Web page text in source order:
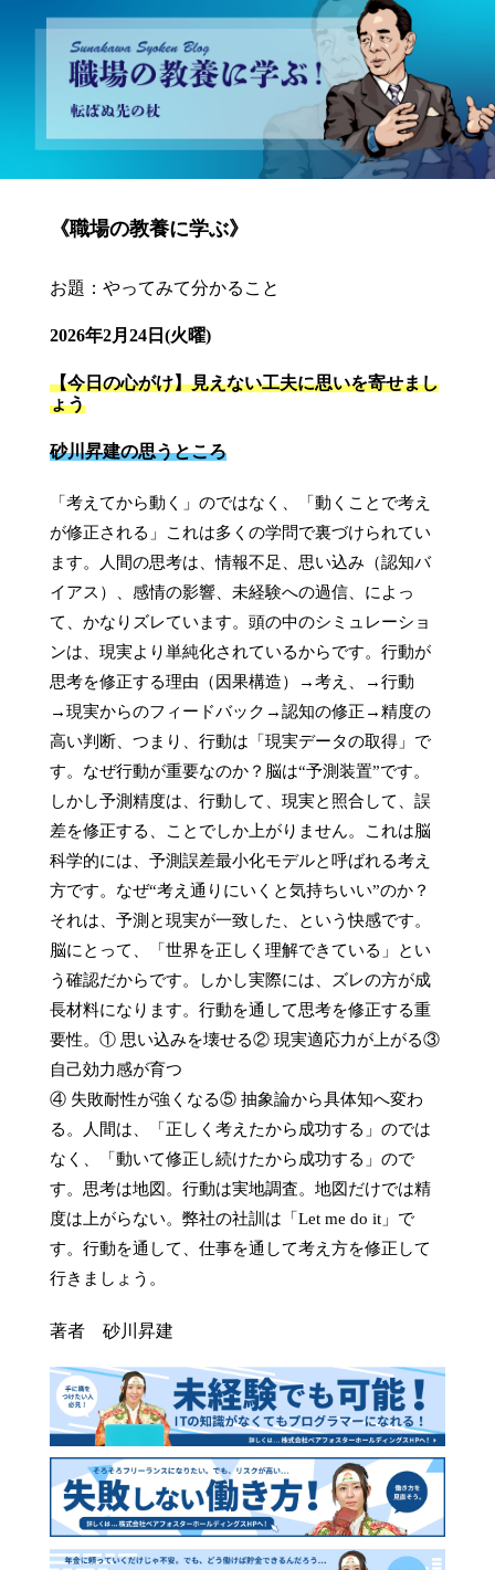
砂川昇建会長ブログ 職場の教養に学ぶ！～転ばぬ先の杖～
《職場の教養に学ぶ》
お題：やってみて分かること
2026年2月24日(火曜)
【今日の心がけ】見えない工夫に思いを寄せまし
ょう
砂川昇建の思うところ
「考えてから動く」のではなく、「動くことで考え
が修正される」これは多くの学問で裏づけられてい
ます。人間の思考は、情報不足、思い込み（認知バ
イアス）、感情の影響、未経験への過信、によっ
て、かなりズレています。頭の中のシミュレーショ
ンは、現実より単純化されているからです。行動が
思考を修正する理由（因果構造）→考え、→行動
→現実からのフィードバック→認知の修正→精度の
高い判断、つまり、行動は「現実データの取得」で
す。なぜ行動が重要なのか？脳は“予測装置”です。
しかし予測精度は、行動して、現実と照合して、誤
差を修正する、ことでしか上がりません。これは脳
科学的には、予測誤差最小化モデルと呼ばれる考え
方です。なぜ“考え通りにいくと気持ちいい”のか？
それは、予測と現実が一致した、という快感です。
脳にとって、「世界を正しく理解できている」とい
う確認だからです。しかし実際には、ズレの方が成
長材料になります。行動を通して思考を修正する重
要性。① 思い込みを壊せる② 現実適応力が上がる③
自己効力感が育つ
④ 失敗耐性が強くなる⑤ 抽象論から具体知へ変わ
る。人間は、「正しく考えたから成功する」のでは
なく、「動いて修正し続けたから成功する」ので
す。思考は地図。行動は実地調査。地図だけでは精
度は上がらない。弊社の社訓は「Let me do it」で
す。行動を通して、仕事を通して考え方を修正して
著者 砂川昇建